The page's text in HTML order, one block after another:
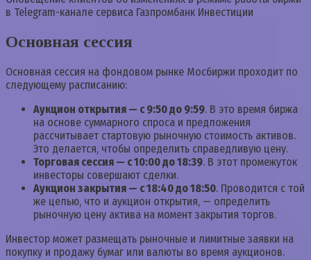
в Telegram-канале сервиса Газпромбанк Инвестиции
Основная сессия
Основная сессия на фондовом рынке Мосбиржи проходит по
следующему расписанию:
Аукцион открытия — с 9:50 до 9:59. В это время биржа
на основе суммарного спроса и предложения
рассчитывает стартовую рыночную стоимость активов.
Это делается, чтобы определить справедливую цену.
Торговая сессия — с 10:00 до 18:39. В этот промежуток
инвесторы совершают сделки.
Аукцион закрытия — с 18:40 до 18:50. Проводится с той
же целью, что и аукцион открытия, — определить
рыночную цену актива на момент закрытия торгов.
Инвестор может размещать рыночные и лимитные заявки на
покупку и продажу бумаг или валюты во время аукционов.